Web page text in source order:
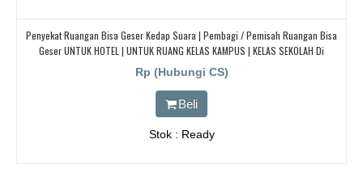
Penyekat Ruangan Bisa Geser Kedap Suara | Pembagi / Pemisah Ruangan Bisa
Geser UNTUK HOTEL | UNTUK RUANG KELAS KAMPUS | KELAS SEKOLAH Di
BANDUNG, JAKARTA, BEKASI, TANGERANG
Rp (Hubungi CS)
Beli
Stok : Ready